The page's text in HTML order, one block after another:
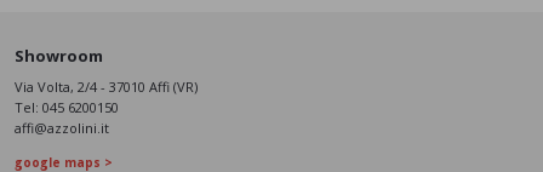
Showroom
Via Volta, 2/4 - 37010 Affi (VR)
Tel: 045 6200150
affi@azzolini.it
google maps >